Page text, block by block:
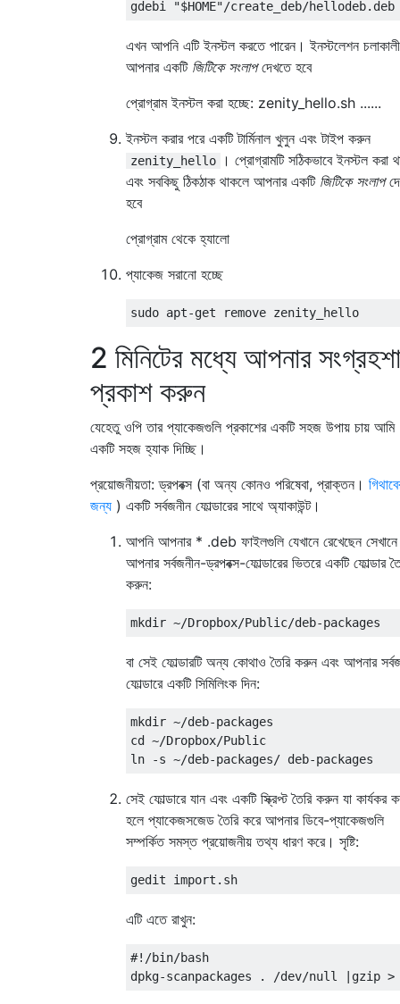
এখন আপনি এটি ইনস্টল করতে পারেন। ইনস্টলেশন
আপনার একটি জিটিকে সংলাপদেখতে হবে
প্রোগ্রাম ইনস্টল করা হচ্ছে: zenity_hello.sh ......
ইনস্টল করার পরে একটি টার্মিনাল খুলুন এবং টাইপ করুন
zenity_hello
। প্রোগ্রামটি সঠিকভাবে ইনস্টল করা
এবং সবকিছু ঠিকঠাক থাকলে আপনার একটি জিটিকে সংলাপ
হবে
প্রোগ্রাম থেকে হ্যালো
প্যাকেজ সরানো হচ্ছে
2 মিনিটের মধ্যে আপনার
প্রকাশ করুন
যেহেতু ওপি তার প্যাকেজগুলি প্রকাশের একটি সহজ উপায় চায় আমি
একটি সহজ হ্যাক দিচ্ছি।
প্রয়োজনীয়তা: ড্রপবক্স (বা অন্য কোনও পরিষেবা, প্রাক্তন।
জন্য ) একটি সর্বজনীন ফোল্ডারের সাথে অ্যাকাউন্ট।
আপনি আপনার * .deb ফাইলগুলি যেখানে রেখেছেন সেখানে
আপনার সর্বজনীন-ড্রপবক্স-ফোল্ডারের ভিতরে একটি ফোল্ডার
করুন:
বা সেই ফোল্ডারটি অন্য কোথাও তৈরি করুন এবং আপনার
ফোল্ডারে একটি সিমিলিংক দিন:
mkdir ~/deb-packages
cd ~/Dropbox/Public
সেই ফোল্ডারে যান এবং একটি স্ক্রিপ্ট তৈরি করুন যা কার্যকর
হলে প্যাকেজসজেড তৈরি করে আপনার ডিবে-প্যাকেজগুলি
সম্পর্কিত সমস্ত প্রয়োজনীয় তথ্য ধারণ করে। সৃষ্টি:
এটি এতে রাখুন:
#!/bin/bash